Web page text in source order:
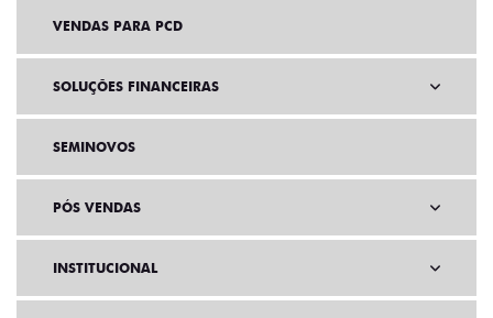
VENDAS PARA PCD
SOLUÇÕES FINANCEIRAS
SEMINOVOS
PÓS VENDAS
INSTITUCIONAL